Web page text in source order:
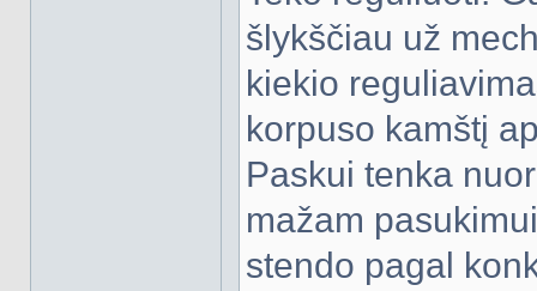
šlykščiau už
kiekio
korpuso kamštį
Paskui tenka
mažam
stendo pagal